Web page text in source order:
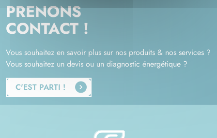
PRENONS
CONTACT !
Vous souhaitez en savoir plus sur nos produits & nos services ?
Vous souhaitez un devis ou un diagnostic énergétique ?
C'EST PARTI !